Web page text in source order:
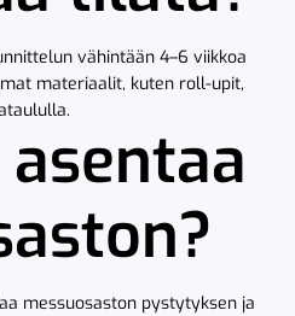
vähintään 4–6 viikkoa
materiaalit, kuten roll-upit,
messuosaston pystytyksen ja